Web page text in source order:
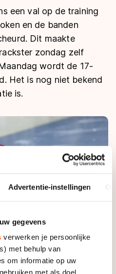
Advertentie-instellingen
gegevens
verwerken je persoonlijke
met behulp van
om informatie op uw
met als doel
een val op de training
en de banden
Dit maakte
zondag zelf
wordt de 17-
Het is nog niet bekend
is.